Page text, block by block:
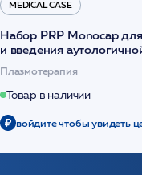
MEDICAL CASE
Набор PRP Monocap
и введения
(саше 1шт)/Medical Case
Плазмотерапия
Товар в наличии
войдите чтобы увидеть